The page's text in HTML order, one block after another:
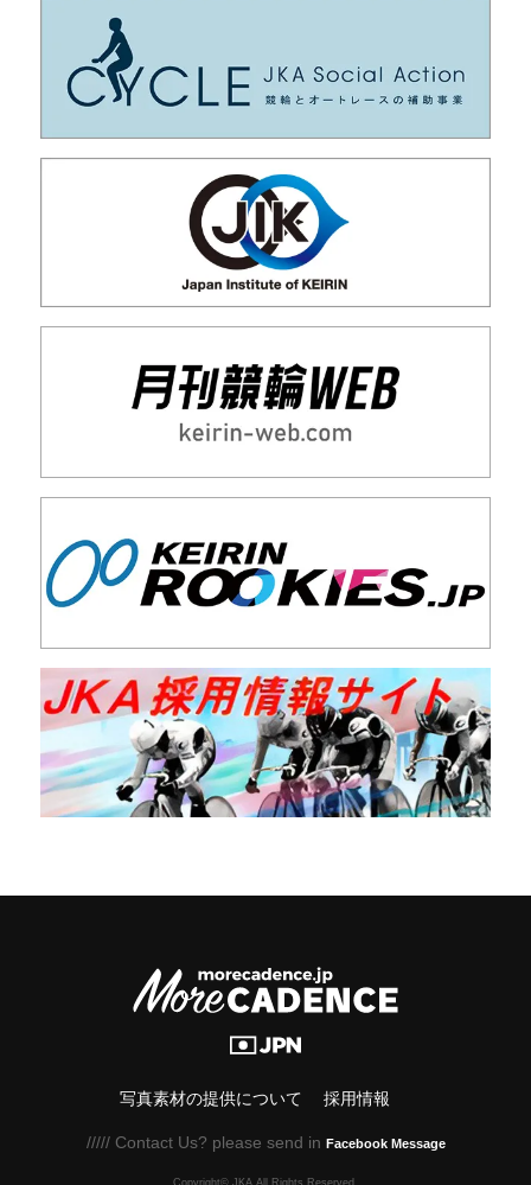
写真素材の提供について 採用情報
///// Contact Us? please send in Facebook Message
Copyright© JKA.All Rights Reserved.